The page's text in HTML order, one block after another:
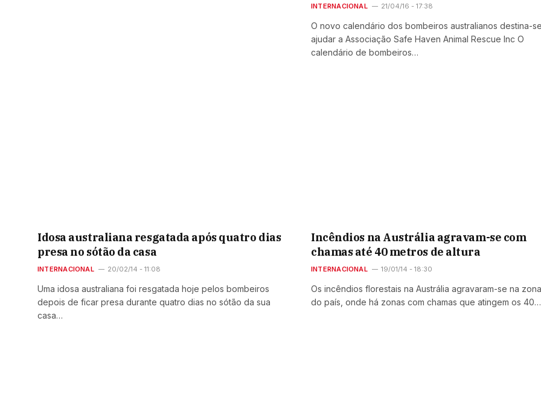
INTERNACIONAL 21/04/16 - 17:38
O novo calendário dos bombeiros australianos destina-
ajudar a Associação Safe Haven Animal Rescue Inc O
calendário de bombeiros…
Idosa australiana resgatada após quatro dias
presa no sótão da casa
INTERNACIONAL 20/02/14 - 11:08
Uma idosa australiana foi resgatada hoje pelos bombeiros
depois de ficar presa durante quatro dias no sótão da sua
casa…
Incêndios na Austrália agravam-se com
chamas até 40 metros de altura
INTERNACIONAL 19/01/14 - 18:30
Os incêndios florestais na Austrália agravaram-se na
do país, onde há zonas com chamas que atingem os 40…